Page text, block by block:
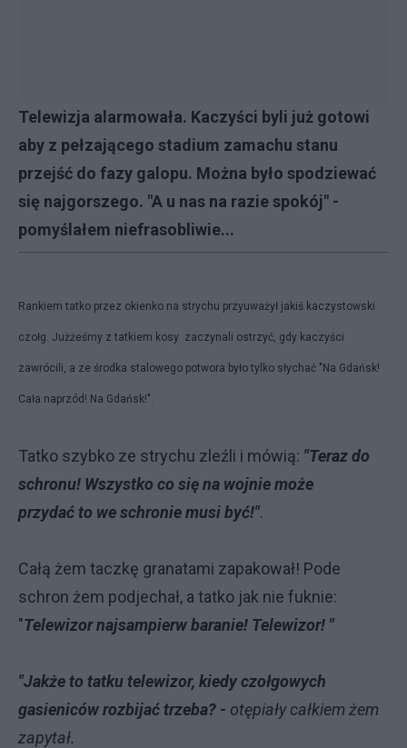
Telewizja alarmowała. Kaczyści byli już gotowi
aby z pełzającego stadium zamachu stanu
przejść do fazy galopu. Można było spodziewać
się najgorszego. "A u nas na razie spokój" -
pomyślałem niefrasobliwie...
Rankiem tatko przez okienko na strychu przyuważył jakiś kaczystowski
czołg. Jużżeśmy z tatkiem kosy zaczynali ostrzyć, gdy kaczyści
zawrócili, a ze środka stalowego potwora było tylko słychać "Na Gdańsk!
Cała naprzód! Na Gdańsk!".
Tatko szybko ze strychu zleźli i mówią: "Teraz do
schronu! Wszystko co się na wojnie może
przydać to we schronie musi być!".
Całą żem taczkę granatami zapakował! Pode
schron żem podjechał, a tatko jak nie fuknie:
"Telewizor najsampierw baranie! Telewizor! "
"Jakże to tatku telewizor, kiedy czołgowych
gasieniców rozbijać trzeba? - otępiały całkiem żem
zapytał.